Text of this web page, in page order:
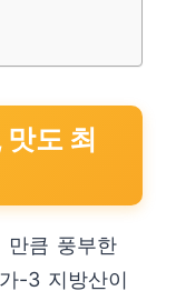
도 최
만큼 풍부한
-3 지방산이